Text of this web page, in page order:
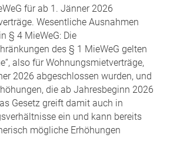
für ab 1. Jänner 2026
Wesentliche Ausnahmen
§ 4 MieWeG: Die
des § 1 MieWeG gelten
also für Wohnungsmietverträge,
2026 abgeschlossen wurden, und
die ab Jahresbeginn 2026
Gesetz greift damit auch in
ein und kann bereits
mögliche Erhöhungen